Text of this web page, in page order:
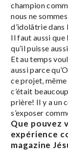
champion
nous ne
d’idolâtrie dans
Il faut aussi
qu’il puisse
Et au temps
aussi parce
ce projet, même
c’était
prière! Il y a un
s’exposer
Que pouvez
expérience
magazine